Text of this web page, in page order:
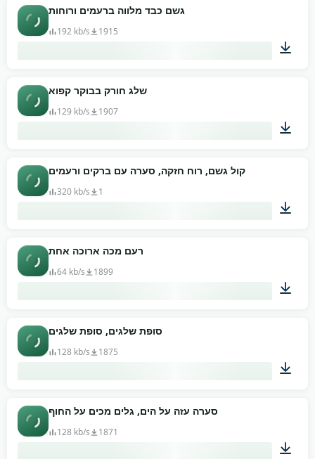
גשם כבד מלווה ברעמים ורוחות
192 kb/s 1915
שלג חורק בבוקר קפוא
129 kb/s 1907
קול גשם, רוח חזקה, סערה עם ברקים ורעמים
320 kb/s 1
רעם מכה ארוכה אחת
64 kb/s 1899
סופת שלגים, סופת שלגים
128 kb/s 1875
סערה עזה על הים, גלים מכים על החוף
128 kb/s 1871